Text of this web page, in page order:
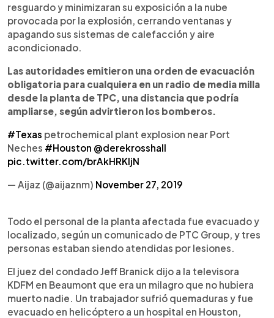
resguardo y minimizaran su exposición a la nube
provocada por la explosión, cerrando ventanas y
apagando sus sistemas de calefacción y aire
acondicionado.
Las autoridades emitieron una orden de evacuación
obligatoria para cualquiera en un radio de media milla
desde la planta de TPC, una distancia que podrí­a
ampliarse, según advirtieron los bomberos.
#Texas petrochemical plant explosion near Port
Neches #Houston @derekrosshall
pic.twitter.com/brAkHRKljN
— Aijaz (@aijaznm) November 27, 2019
Todo el personal de la planta afectada fue evacuado y
localizado, según un comunicado de PTC Group, y tres
personas estaban siendo atendidas por lesiones.
El juez del condado Jeff Branick dijo a la televisora
KDFM en Beaumont que era un milagro que no hubiera
muerto nadie. Un trabajador sufrió quemaduras y fue
evacuado en helicóptero a un hospital en Houston,